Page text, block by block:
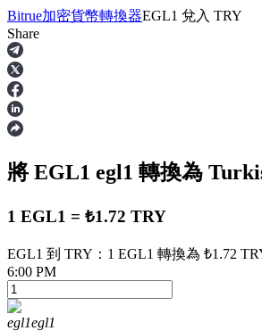
合約
多種以USDT結算的永續合約
Bitrue加密貨幣轉換器EGL1 兌入 TRY
Share
將 EGL1 egl1 轉換為
1 EGL1 = ₺1.72 TRY
EGL1 到 TRY：1 EGL1 轉換為 ₺1.72
6:00 PM
egl1egl1